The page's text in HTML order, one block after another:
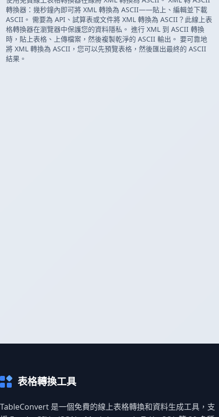
轉換器：幾秒鐘內即可將 XML 轉換為 ASCII——貼上、編輯並下載
ASCII。 需要為 API、試算表或文件將 XML 轉換為 ASCII？此線上表
格轉換器在瀏覽器中保護您的資料隱私。 進行 XML 到 ASCII 轉換
時，貼上表格、上傳檔案，然後複製乾淨的 ASCII 輸出。 要可靠地
將 XML 轉換為 ASCII，您可以先預覽表格，然後匯出最終的 ASCII
結果。
表格轉換工具
TableConvert 是一個免費的線上表格轉換和資料生成工具，支